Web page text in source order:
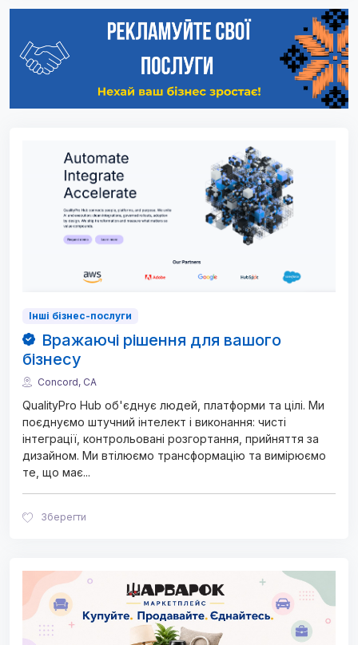
Інші бізнес-послуги
Вражаючі рішення для вашого
бізнесу
Concord, CA
QualityPro Hub об'єднує людей, платформи та цілі. Ми
поєднуємо штучний інтелект і виконання: чисті
інтеграції, контрольовані розгортання, прийняття за
дизайном. Ми втілюємо трансформацію та вимірюємо
те, що має...
Зберегти